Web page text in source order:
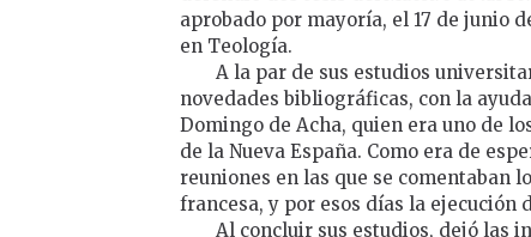
aprobado por mayoría, el 17 de junio
en Teología.
A la par de sus estudios
novedades bibliográficas, con la
Domingo de Acha, quien era uno de
de la Nueva España. Como era de
reuniones en las que se comentaban
francesa, y por esos días la ejecución
Al concluir sus estudios, dejó las